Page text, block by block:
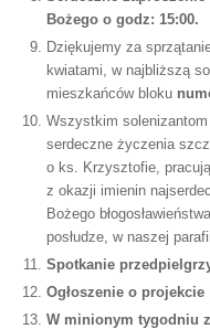
Bożego o godz: 15:00.
Dziękujemy za
kwiatami, w najbliższą
mieszkańców bloku
Wszystkim
serdeczne życzenia
o ks. Krzysztofie,
z okazji imienin
Bożego
posłudze, w naszej
Spotkanie
Ogłoszenie o
W minionym tygodniu